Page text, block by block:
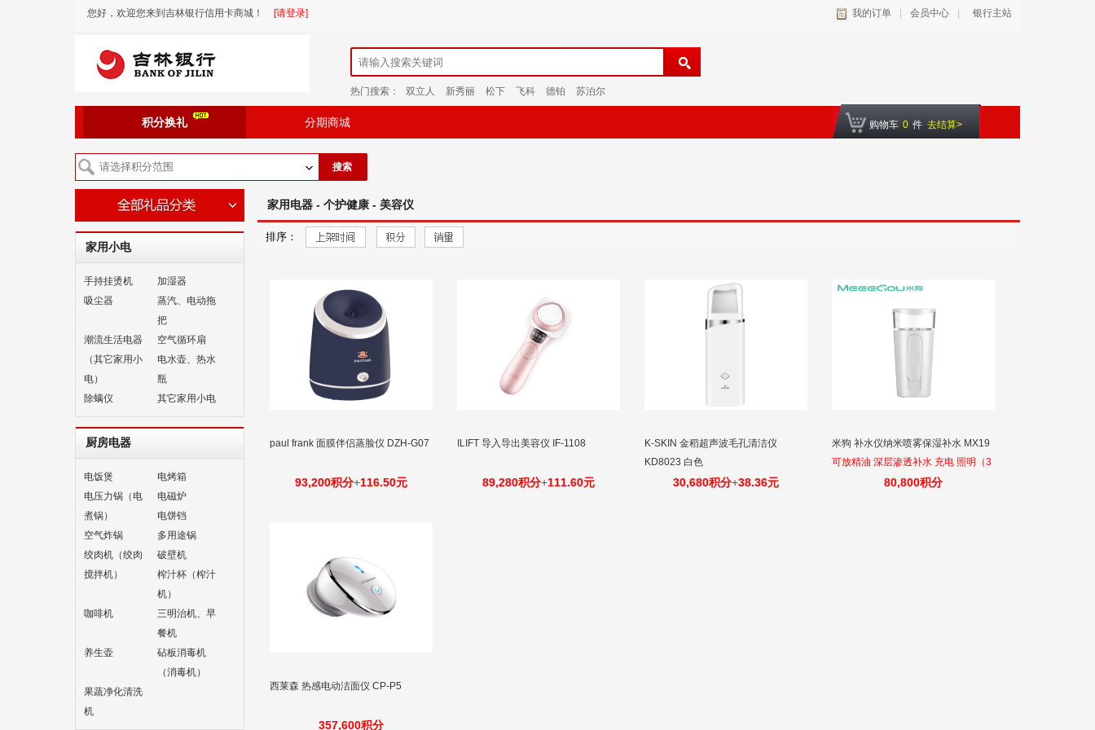
您好，欢迎您来到吉林银行信用卡商城！ [请登录] 我的订单 会员中心 银行主站
热门搜索： 双立人 新秀丽 松下 飞科 德铂 苏泊尔
积分换礼 分期商城 购物车 0 件 去结算>
搜索
家用小电
手持挂烫机
加湿器
吸尘器
蒸汽、电动拖
把
潮流生活电器
（其它家用小
电）
空气循环扇
电水壶、热水
瓶
除螨仪
其它家用小电
厨房电器
电饭煲
电烤箱
电压力锅（电
煮锅）
电磁炉
电饼铛
空气炸锅
多用途锅
绞肉机（绞肉
搅拌机）
破壁机
榨汁杯（榨汁
机）
咖啡机
三明治机、早
餐机
养生壶
砧板消毒机
（消毒机）
果蔬净化清洗
机
家用电器 - 个护健康 - 美容仪
排序：
paul frank 面膜伴侣蒸脸仪 DZH-G07
93,200积分+116.50元
ILIFT 导入导出美容仪 IF-1108
89,280积分+111.60元
K-SKIN 金稻超声波毛孔清洁仪
KD8023 白色
30,680积分+38.36元
米狗 补水仪纳米喷雾保湿补水 MX19
可放精油 深层渗透补水 充电 照明（3
80,800积分
西莱森 热感电动洁面仪 CP-P5
357,600积分